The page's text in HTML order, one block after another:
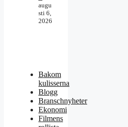
augu
sti 6,
2026
Bakom
kulisserna
Blogg
Branschnyheter
Ekonomi
Filmens